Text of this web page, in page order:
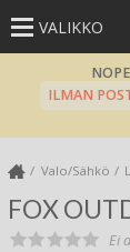
VALIKKO
ILMAN
Valo/Sähkö
FOX
Ei